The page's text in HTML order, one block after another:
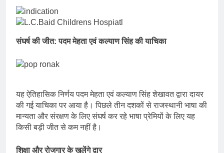
संघर्ष की जीत: पदम मेहता एवं कल्याण सिंह की याचिका
यह ऐतिहासिक निर्णय पदम मेहता एवं कल्याण सिंह शेखावत द्वारा दायर
की गई याचिका पर आया है। पिछले तीन दशकों से राजस्थानी भाषा की
मान्यता और संरक्षण के लिए संघर्ष कर रहे भाषा प्रेमियों के लिए यह
किसी बड़ी जीत से कम नहीं है।
शिक्षा और रोजगार के खुलेंगे द्वार